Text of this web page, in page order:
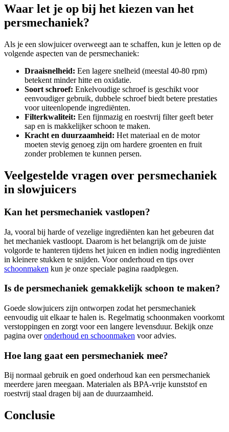
Waar let je op bij het kiezen van het
persmechaniek?
Als je een slowjuicer overweegt aan te schaffen, kun je letten op de
volgende aspecten van de persmechaniek:
Draaisnelheid: Een lagere snelheid (meestal 40-80 rpm)
betekent minder hitte en oxidatie.
Soort schroef: Enkelvoudige schroef is geschikt voor
eenvoudiger gebruik, dubbele schroef biedt betere prestaties
voor uiteenlopende ingrediënten.
Filterkwaliteit: Een fijnmazig en roestvrij filter geeft beter
sap en is makkelijker schoon te maken.
Kracht en duurzaamheid: Het materiaal en de motor
moeten stevig genoeg zijn om hardere groenten en fruit
zonder problemen te kunnen persen.
Veelgestelde vragen over persmechaniek
in slowjuicers
Kan het persmechaniek vastlopen?
Ja, vooral bij harde of vezelige ingrediënten kan het gebeuren dat
het mechaniek vastloopt. Daarom is het belangrijk om de juiste
volgorde te hanteren tijdens het juicen en indien nodig ingrediënten
in kleinere stukken te snijden. Voor onderhoud en tips over
schoonmaken kun je onze speciale pagina raadplegen.
Is de persmechaniek gemakkelijk schoon te maken?
Goede slowjuicers zijn ontworpen zodat het persmechaniek
eenvoudig uit elkaar te halen is. Regelmatig schoonmaken voorkomt
verstoppingen en zorgt voor een langere levensduur. Bekijk onze
pagina overonderhoud en schoonmaken voor advies.
Hoe lang gaat een persmechaniek mee?
Bij normaal gebruik en goed onderhoud kan een persmechaniek
meerdere jaren meegaan. Materialen als BPA-vrije kunststof en
roestvrij staal dragen bij aan de duurzaamheid.
Conclusie